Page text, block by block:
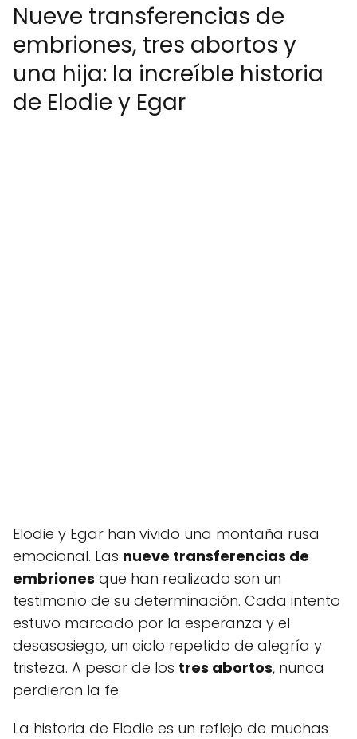
Nueve transferencias de
embriones, tres abortos y
una hija: la increíble historia
de Elodie y Egar
Elodie y Egar han vivido una montaña rusa
emocional. Las nueve transferencias de
embriones que han realizado son un
testimonio de su determinación. Cada intento
estuvo marcado por la esperanza y el
desasosiego, un ciclo repetido de alegría y
tristeza. A pesar de los tres abortos, nunca
perdieron la fe.
La historia de Elodie es un reflejo de muchas